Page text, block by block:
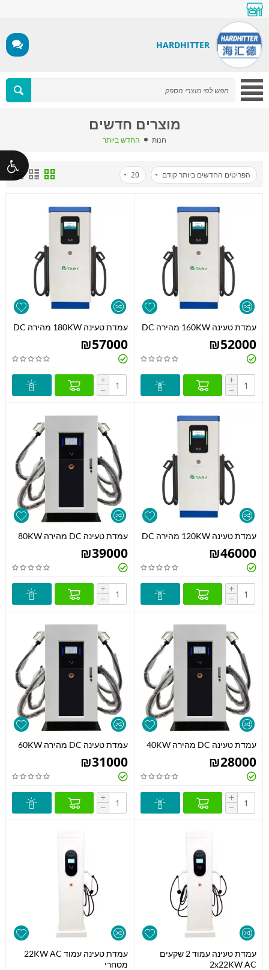
HARDHITTER
מוצרים חדשים
חנות החדש ביותר
הפריטים החדשים ביותר קודם 20
עמדת טעינה 160KW מהירה DC
₪52000
+
−
עמדת טעינה 180KW מהירה DC
₪57000
+
−
עמדת טעינה 120KW מהירה DC
₪46000
+
−
עמדת טעינה DC מהירה 80KW
₪39000
+
−
עמדת טעינה DC מהירה 40KW
₪28000
+
−
עמדת טעינה DC מהירה 60KW
₪31000
+
−
עמדת טעינה עמוד 2 שקעים
2x22KW AC
עמדת טעינה עמוד 22KW AC
מסחרי